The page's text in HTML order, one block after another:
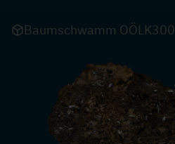
Baumschwamm OÖLK300